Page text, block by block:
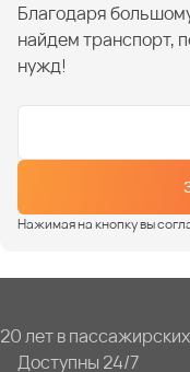
Благодаря
найдем транспорт,
нужд!
Нажимая на кнопку вы
20 лет в
Доступны 24/7